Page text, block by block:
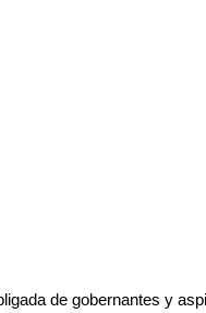
de gobernantes y